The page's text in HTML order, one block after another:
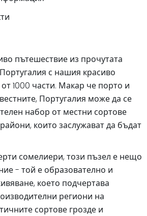
пътешествие из прочутата
с нашия красиво
1000 части. Макар че порто и
Португалия може да се
набор от местни сортове
които заслужават да бъдат
сомелиери, този пъзел е нещо
- той е образователно и
което подчертава
региони на
сортове грозде и